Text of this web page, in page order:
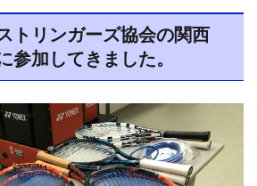
トリンガーズ協会の関西
参加してきました。